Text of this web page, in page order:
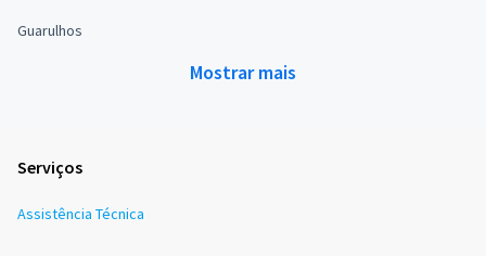
Guarulhos
Mostrar mais
Serviços
Assistência Técnica